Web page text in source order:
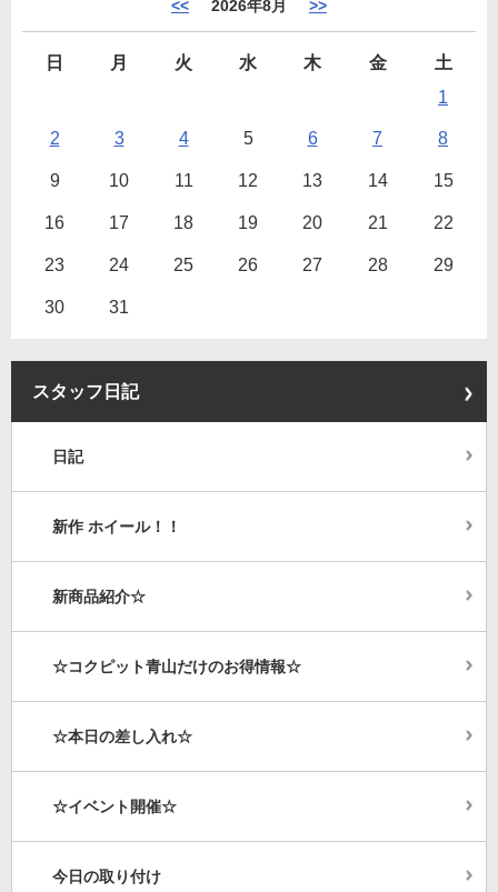
<< 2026年8月 >>
日 月 火 水 木 金
土
1
2 3 4 5 6 7 8
9 10 11 12 13 14 15
16 17 18 19 20 21 22
23 24 25 26 27 28 29
30 31
スタッフ日記
日記
新作 ホイール！！
新商品紹介☆
☆コクピット青山だけのお得情報☆
☆本日の差し入れ☆
☆イベント開催☆
今日の取り付け